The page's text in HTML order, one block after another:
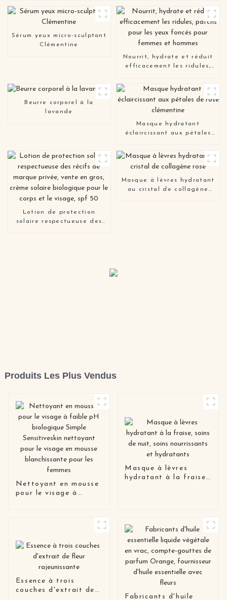
Sérum yeux micro-sculptant
Clémentine
Nourrit, hydrate et réduit
efficacement les ridules,
foncés pour femmes et
hommes
Beurre corporel à la
lavande
Masque hydratant
éclaircissant aux pétales
Lotion de protection
solaire respectueuse des
Masque à lèvres hydratant
au cristal de collagène
Produits Les Plus Vendus
Nettoyant en mousse
pour le visage à
blanchissante pour les
femmes
Masque à lèvres
hydratant à la fraise,
Essence à trois
couches d'extrait de
Fabricants d'huile